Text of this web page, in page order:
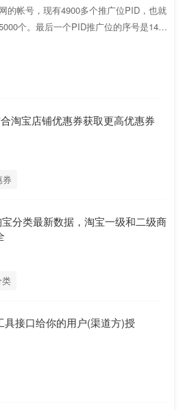
的帐号，现有4900多个推广位PID，也就
个。最后一个PID推广位的序号是149
淘宝店铺优惠券获取更高优惠券
券
宝分类最新数据，淘宝一级和二级商
具接口给你的用户(渠道方)授